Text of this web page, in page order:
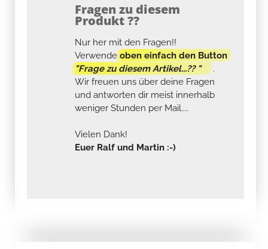
Fragen zu diesem
Produkt ??
Nur her mit den Fragen!!
Verwendeoben einfach den Button
"Frage zu diesem Artikel...?? "
.
Wir freuen uns über deine Fragen
und antworten dir meist innerhalb
weniger Stunden per Mail....
Vielen Dank!
Euer Ralf und Martin :-)